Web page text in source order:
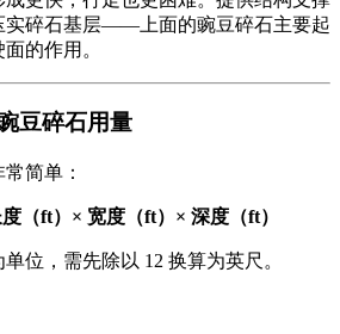
实碎石基层——上面的豌豆碎石主要起
的作用。
豆碎石用量
简单：
（ft）× 宽度（ft）× 深度（ft）
位，需先除以 12 换算为英尺。